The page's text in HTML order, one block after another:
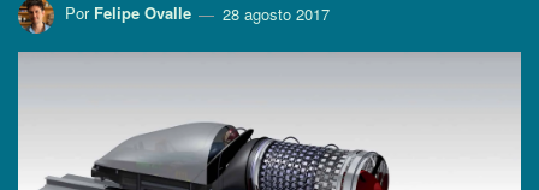
Por Felipe Ovalle 28 agosto 2017